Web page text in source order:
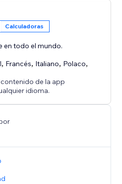
Calculadoras
en todo el mundo.
, Francés, Italiano, Polaco,
de la app
idioma.